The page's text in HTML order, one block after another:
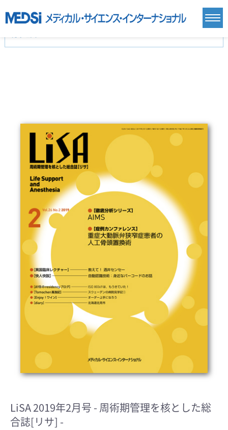
基礎医学(93)
基礎医学関連科学(80)
自然科学(25)
看護学(21)
医療技術(16)
歯科学(3)
保健・体育(1)
医学一般(91)
LiSA 2019年2月号 - 周術期管理を核とした総
合誌[リサ] -